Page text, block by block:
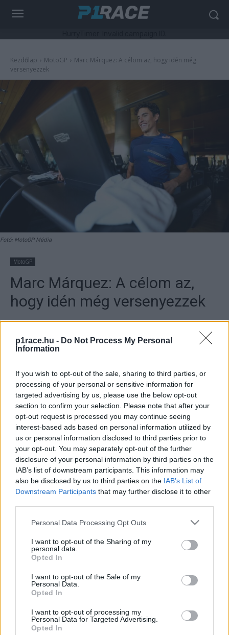
p1race.hu - Do Not Process My Personal
Information
If you wish to opt-out of the sale, sharing to third parties, or
processing of your personal or sensitive information for
targeted advertising by us, please use the below opt-out
section to confirm your selection. Please note that after your
opt-out request is processed you may continue seeing
interest-based ads based on personal information utilized by
us or personal information disclosed to third parties prior to
your opt-out. You may separately opt-out of the further
disclosure of your personal information by third parties on the
IAB’s list of downstream participants. This information may
also be disclosed by us to third parties on the IAB’s List of
Downstream Participants that may further disclose it to other
Please note that this website/app uses one or more Google
not limited to your visit or usage behaviour. You may click to
grant or deny consent to Google and its third-party tags to
use your data for below specified purposes in below Google
consent section.
Personal Data Processing Opt Outs
I want to opt-out of the Sharing of my
personal data.
Opted In
I want to opt-out of the Sale of my
Personal Data.
Opted In
I want to opt-out of processing my
Personal Data for Targeted Advertising.
Opted In
Kezdőlap MotoGP
Marc Márquez: A célom az, hogy idén még
versenyezzek
Fotó: MotoGP Média
MotoGP
Marc Márquez: A célom az,
hogy idén még versenyezzek
- Hirdetés -
Marc Márquez a műtétje után a gyógyulás útjára lépett, és
a céljai világosan megfogalmazódtak, miközben nézőként
követte a világbajnokság eseményeit.
- Hirdetés -
A Honda gyári versenyzője, Marc Márquez jelenleg
keményen dolgozik a MotoGP-s visszatérésén. Az alig
futamon a spanyol visszatér a Repsol Honda csapatához,
hogy beszéljen a jövőbeli tervekről. Az viszont, hogy a
nyolcszoros motoros világbajnok mikor ül vissza az
Márquez azonban megerősíti, hogy idén szeretné
„A fő és egyben reális célom, hogy idén versenyezzek.